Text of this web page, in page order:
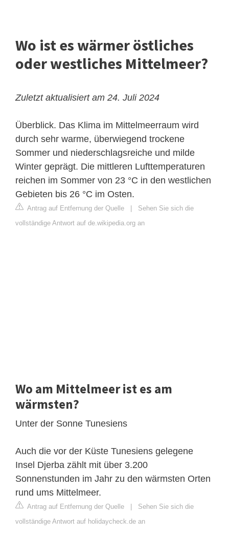
Wo ist es wärmer östliches
oder westliches Mittelmeer?
Zuletzt aktualisiert am 24. Juli 2024
Überblick. Das Klima im Mittelmeerraum wird
durch sehr warme, überwiegend trockene
Sommer und niederschlagsreiche und milde
Winter geprägt. Die mittleren Lufttemperaturen
reichen im Sommer von 23 °C in den westlichen
Gebieten bis 26 °C im Osten.
Antrag auf Entfernung der Quelle
Sehen Sie sich die
vollständige Antwort auf de.wikipedia.org an
Wo am Mittelmeer ist es am
wärmsten?
Unter der Sonne Tunesiens
Auch die vor der Küste Tunesiens gelegene
Insel Djerba zählt mit über 3.200
Sonnenstunden im Jahr zu den wärmsten Orten
rund ums Mittelmeer.
Antrag auf Entfernung der Quelle
Sehen Sie sich die
vollständige Antwort auf holidaycheck.de an